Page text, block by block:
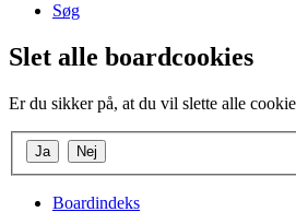
Søg
Slet alle boardcookies
Er du sikker på, at du vil slette alle
Boardindeks